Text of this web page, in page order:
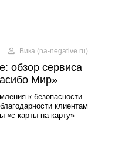
Вика (na-negative.ru)
обзор сервиса
Мир»
к безопасности
клиентам
«с карты на карту»